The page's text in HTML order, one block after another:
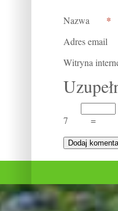
Nazwa *
Adres email
Witryna
7 =